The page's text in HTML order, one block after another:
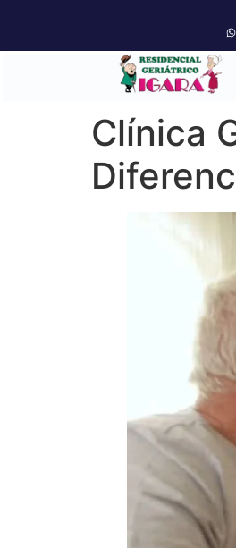
Clínica